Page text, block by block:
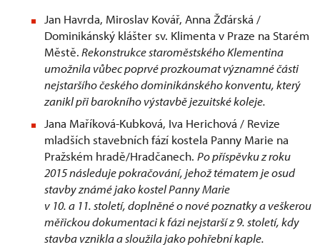
Jan Havrda, Miroslav Kovář, Anna Žďárská /
Dominikánský klášter sv. Klimenta v Praze na Starém
Městě.Rekonstrukce staroměstského Klementina
umožnila vůbec poprvé prozkoumat významné části
nejstaršího českého dominikánského konventu, který
zanikl při barokního výstavbě jezuitské koleje.
Jana Maříková-Kubková, Iva Herichová / Revize
mladších stavebních fází kostela Panny Marie na
Pražském hradě/Hradčanech. Po příspěvku z roku
2015 následuje pokračování, jehož tématem je osud
stavby známé jako kostel Panny Marie
v 10. a 11. století, doplněné o nové poznatky a veškerou
měřickou dokumentaci k fázi nejstarší z 9. století, kdy
stavba vznikla a sloužila jako pohřební kaple.